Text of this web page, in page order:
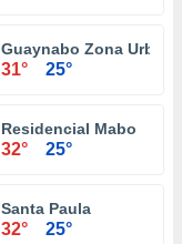
Guaynabo Zona Urbana
31° 25°
Residencial Mabo
32° 25°
Santa Paula
32° 25°